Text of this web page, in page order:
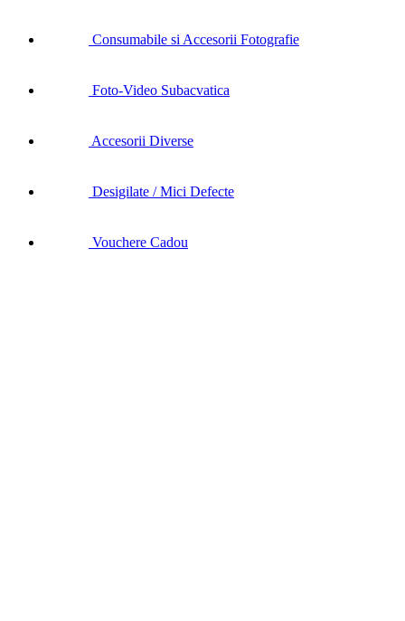
Consumabile si Accesorii Fotografie
Foto-Video Subacvatica
Accesorii Diverse
Desigilate / Mici Defecte
Vouchere Cadou